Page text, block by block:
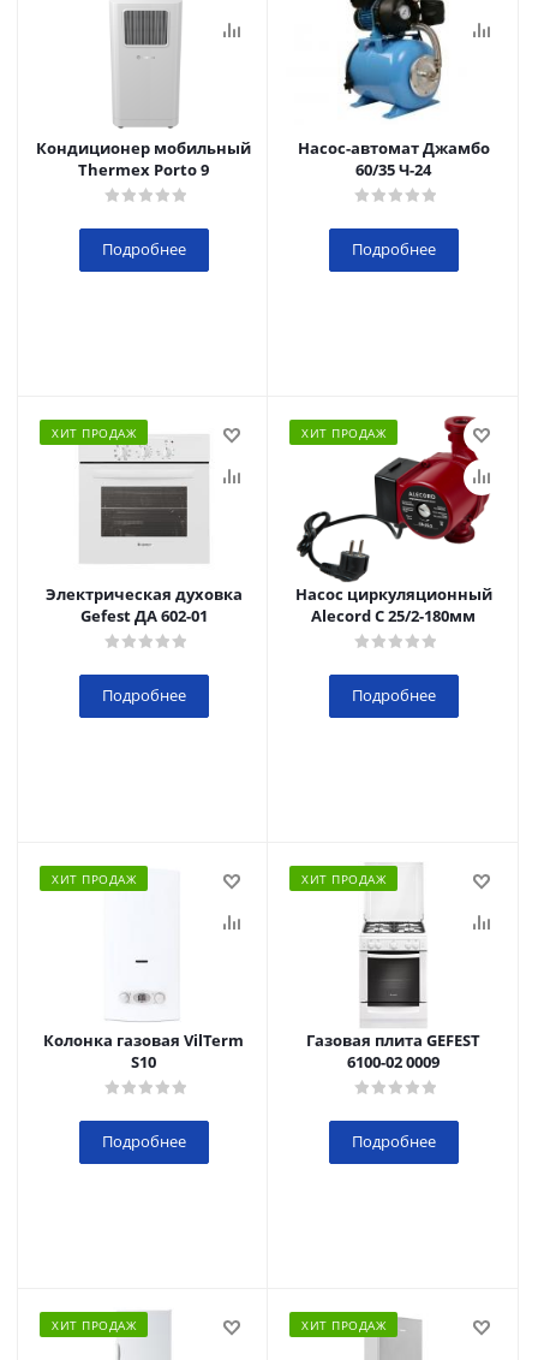
Кондиционер мобильный
Thermex Porto 9
Подробнее
Насос-автомат Джамбо
60/35 Ч-24
Подробнее
ХИТ ПРОДАЖ
Электрическая духовка
Gefest ДА 602-01
Подробнее
ХИТ ПРОДАЖ
Насос циркуляционный
Alecord C 25/2-180мм
Подробнее
ХИТ ПРОДАЖ
Колонка газовая VilTerm
S10
Подробнее
ХИТ ПРОДАЖ
Газовая плита GEFEST
6100-02 0009
Подробнее
ХИТ ПРОДАЖ ХИТ ПРОДАЖ